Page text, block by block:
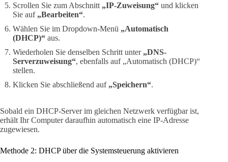
Scrollen Sie zum Abschnitt „IP-Zuweisung“ und klicken
Sie auf „Bearbeiten“.
Wählen Sie im Dropdown-Menü „Automatisch
(DHCP)“ aus.
Wiederholen Sie denselben Schritt unter „DNS-
Serverzuweisung“, ebenfalls auf „Automatisch (DHCP)“
stellen.
Klicken Sie abschließend auf „Speichern“.
Sobald ein DHCP-Server im gleichen Netzwerk verfügbar ist,
erhält Ihr Computer daraufhin automatisch eine IP-Adresse
zugewiesen.
Methode 2: DHCP über die Systemsteuerung aktivieren